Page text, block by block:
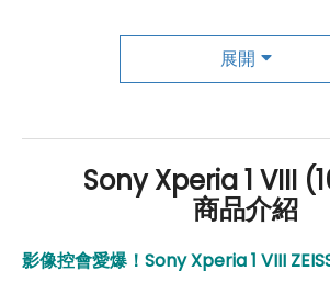
傑昇尊榮會員除了可以「消費集
年還有「200元配件購物金」，每
展開
Sony Xperia 1 VIII
商品介紹
影像控會愛爆！Sony Xperia 1 VIII